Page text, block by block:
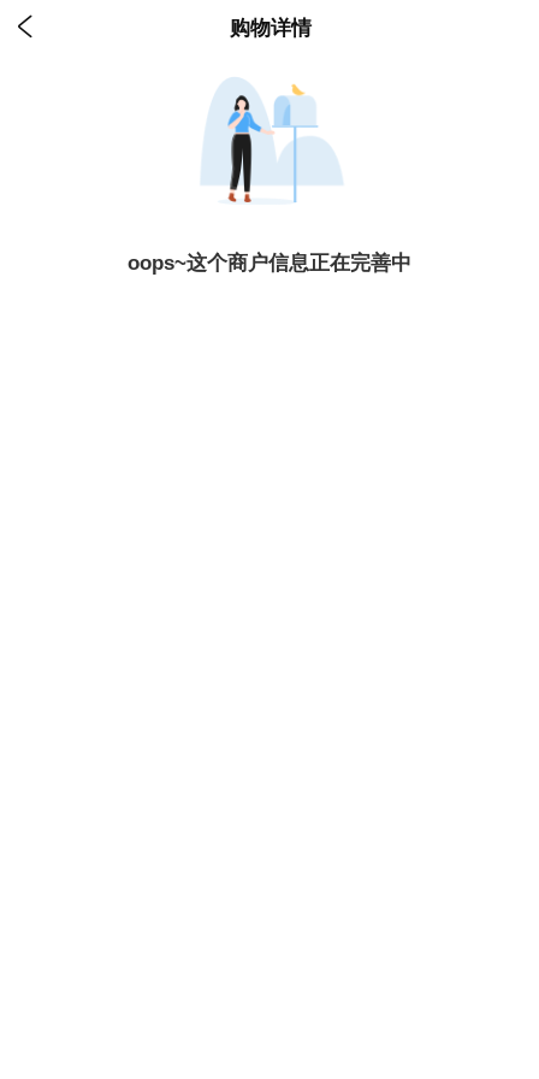
 购物详情
oops~这个商户信息正在完善中